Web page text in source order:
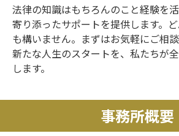
法律の知識はもちろんのこと経験を
寄り添ったサポートを提供します。
も構いません。まずはお気軽にご相
新たな人生のスタートを、私たちが
します。
事務所概要